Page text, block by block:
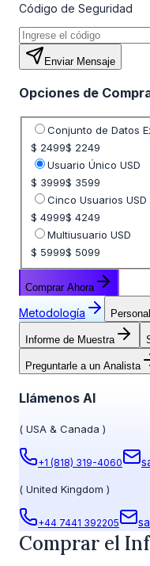
Código de Seguridad
Enviar Mensaje
Opciones de
Seleccione opción
Conjunto de Datos
$ 2499$ 2249
Usuario Único USD
$ 3999$ 3599
Cinco Usuarios USD
$ 4999$ 4249
Multiusuario USD
$ 5999$ 5099
Comprar Ahora
Metodología
Informe de Muestra
Preguntarle a un Analista
Llámenos Al
( USA & Canada )
+1 (818) 319-4060
( United Kingdom )
+44 7441 392205
Comprar el